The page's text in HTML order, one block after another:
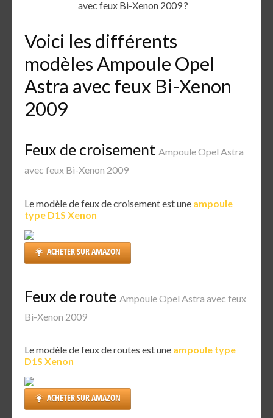
avec feux Bi-Xenon 2009 ?
Voici les différents
modèles Ampoule Opel
Astra avec feux Bi-Xenon
2009
Feux de croisement Ampoule Opel Astra
avec feux Bi-Xenon 2009
Le modèle de feux de croisement est une ampoule
type D1S Xenon
ACHETER SUR AMAZON
Feux de route Ampoule Opel Astra avec feux
Bi-Xenon 2009
Le modèle de feux de routes est une ampoule type
D1S Xenon
ACHETER SUR AMAZON